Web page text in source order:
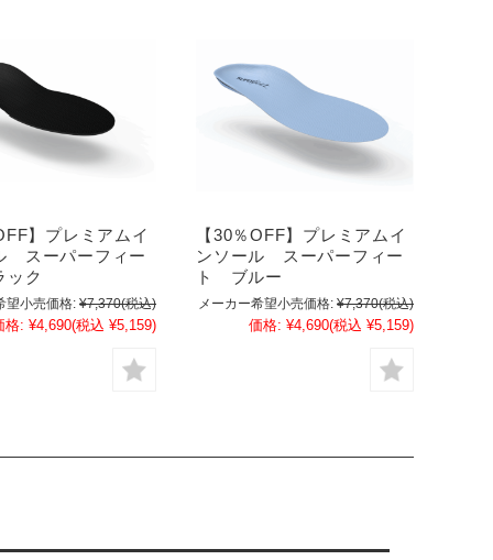
】プレミアムイ
スーパーフィー
ク
望小売価格: ¥7,370(税込)
格: ¥4,690(税込 ¥5,159)
【30％OFF】プレミアムイ
ンソール スーパーフィー
ト ブルー
メーカー希望小売価格: ¥7,370(税込)
価格: ¥4,690(税込 ¥5,159)